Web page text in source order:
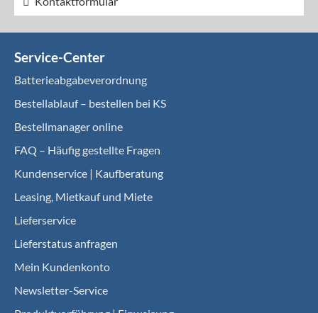
Service-Center
Batterieabgabeverordnung
Bestellablauf – bestellen bei KS
Bestellmanager online
FAQ – Häufig gestellte Fragen
Kundenservice | Kaufberatung
Leasing, Mietkauf und Miete
Lieferservice
Lieferstatus anfragen
Mein Kundenkonto
Newsletter-Service